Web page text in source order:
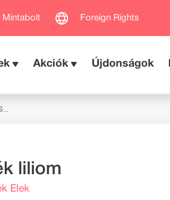
Mintabolt Foreign Rights
Akciók Újdonságok
liliom
Elek